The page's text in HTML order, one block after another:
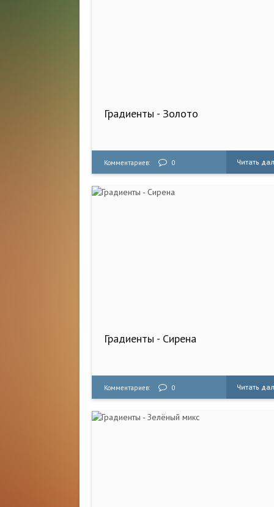
Градиенты - Золото
Комментариев: 0 Читать
Градиенты - Сирена
Комментариев: 0 Читать